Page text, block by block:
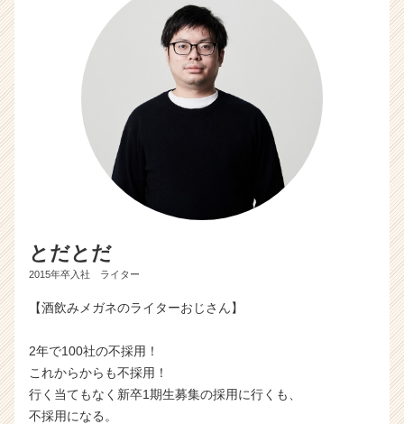
とだとだ
2015年卒入社 ライター
【酒飲みメガネのライターおじさん】
2年で100社の不採用！
これからからも不採用！
行く当てもなく新卒1期生募集の採用に行くも、
不採用になる。